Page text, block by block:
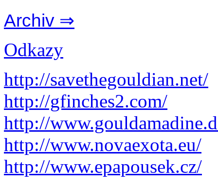
Archiv ⇒
Odkazy
http://savethegouldian.net/
http://gfinches2.com/
http://
http://www.novaexota.eu/
http://www.epapousek.cz/